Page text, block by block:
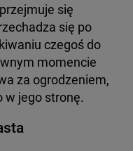
się
się po
czegoś do
momencie
za ogrodzeniem,
w jego stronę.